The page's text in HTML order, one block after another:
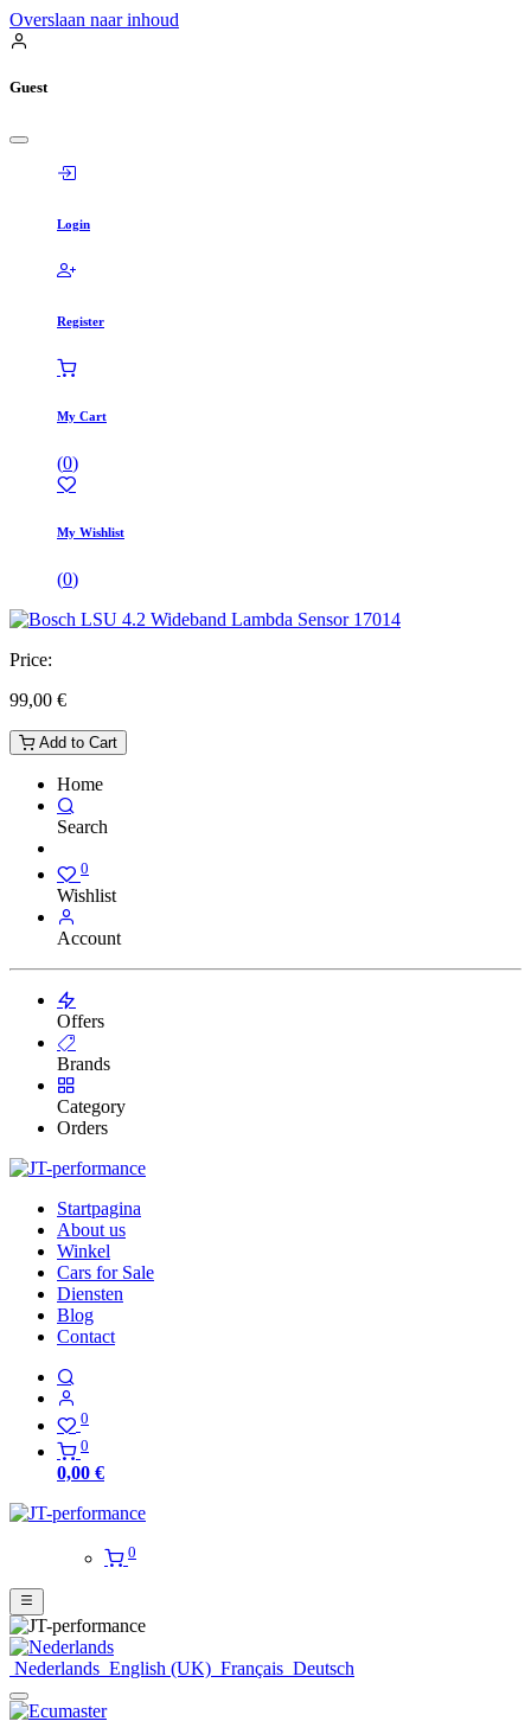
Overslaan naar inhoud
Guest
Login
Register
My Cart
(0)
My Wishlist
(0)
Price:
99,00 €
Add to Cart
Home
Search
0
Wishlist
Account
Offers
Brands
Category
Orders
Startpagina
About us
Winkel
Cars for Sale
Diensten
Blog
Contact
0
0
0,00 €
0
Nederlands English (UK) Français Deutsch